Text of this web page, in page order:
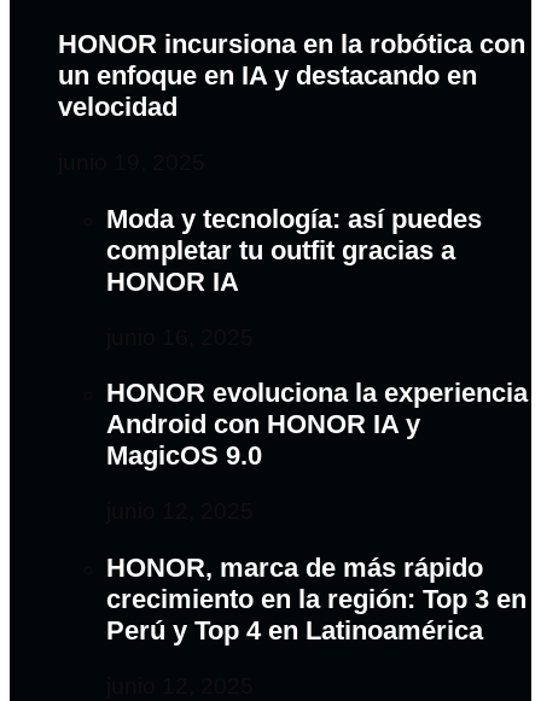
HONOR incursiona en la robótica con
un enfoque en IA y destacando en
velocidad
Moda y tecnología: así puedes
completar tu outfit gracias a
HONOR IA
HONOR evoluciona la experiencia
Android con HONOR IA y
MagicOS 9.0
HONOR, marca de más rápido
crecimiento en la región: Top 3 en
Perú y Top 4 en Latinoamérica